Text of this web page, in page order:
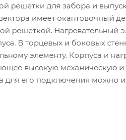
решетки для забора и
имеет окантовочный
решеткой.
В торцевых и боковых
элементу. Корпуса и
высокую механическую
для его подключения можно